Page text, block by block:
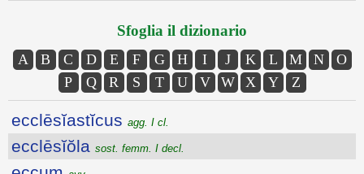
Sfoglia il dizionario
A B C D E F G H I J K L M N
O
P
Q R S T U V W X Y Z
ecclēsĭastĭcus agg. I cl.
ecclēsĭŏla sost. femm. I decl.